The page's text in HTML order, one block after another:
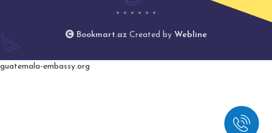
Bookmart.azCreated by Webline
guatemala-embassy.org